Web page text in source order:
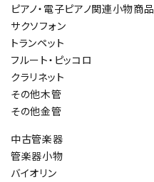
ピアノ・電子ピアノ関連小物商品
サクソフォン
トランペット
フルート・ピッコロ
クラリネット
その他木管
その他金管
中古管楽器
管楽器小物
バイオリン